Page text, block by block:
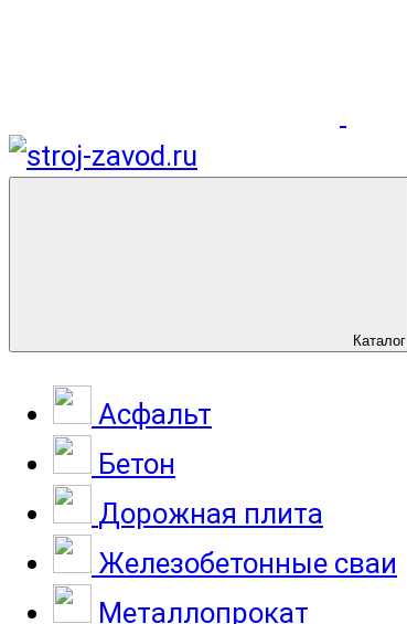
Каталог
Асфальт
Бетон
Дорожная плита
Железобетонные сваи
Металлопрокат